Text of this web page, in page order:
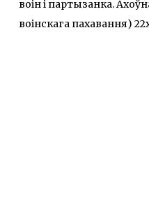
воін і партызанка.
воінскага пахавання)